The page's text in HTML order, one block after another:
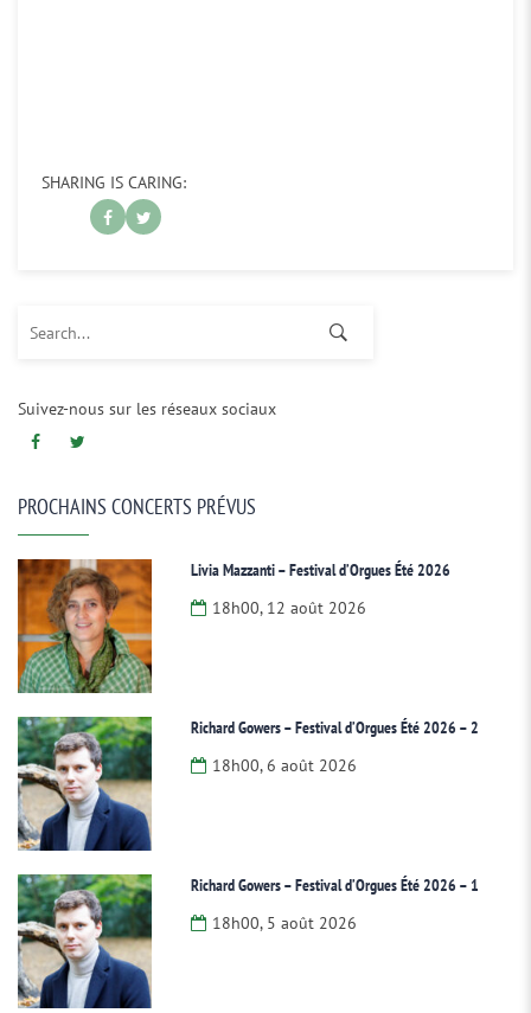
SHARING IS CARING:
Suivez-nous sur les réseaux sociaux
PROCHAINS CONCERTS PRÉVUS
Livia Mazzanti – Festival d’Orgues Été 2026
18h00, 12 août 2026
Richard Gowers – Festival d’Orgues Été 2026 – 2
18h00, 6 août 2026
Richard Gowers – Festival d’Orgues Été 2026 – 1
18h00, 5 août 2026